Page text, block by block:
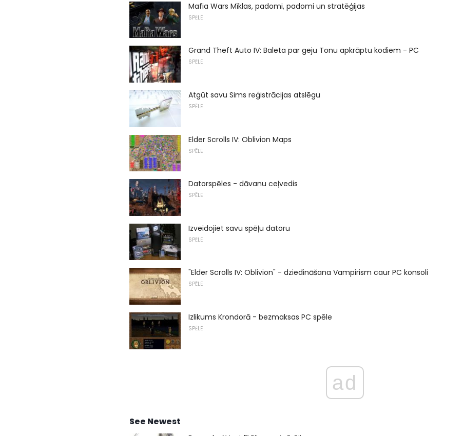
Mafia Wars Mīklas, padomi, padomi un stratēģijas
SPĒLE
Grand Theft Auto IV: Baleta par geju Tonu apkrāptu kodiem - PC
SPĒLE
Atgūt savu Sims reģistrācijas atslēgu
SPĒLE
Elder Scrolls IV: Oblivion Maps
SPĒLE
Datorspēles - dāvanu ceļvedis
SPĒLE
Izveidojiet savu spēļu datoru
SPĒLE
"Elder Scrolls IV: Oblivion" - dziedināšana Vampirism caur PC konsoli
SPĒLE
Izlikums Krondorā - bezmaksas PC spēle
SPĒLE
ad
See Newest